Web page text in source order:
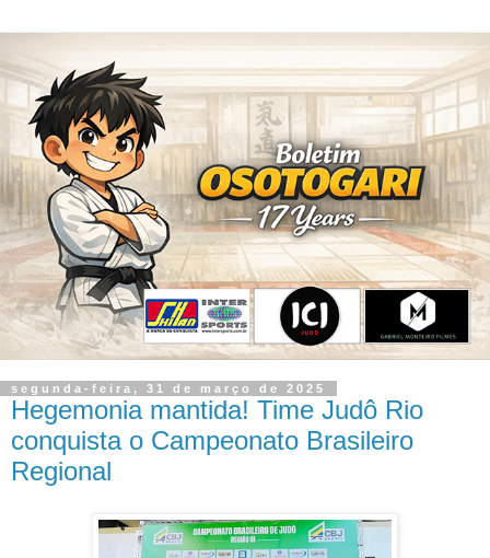
segunda-feira, 31 de março de 2025
Hegemonia mantida! Time Judô Rio
conquista o Campeonato Brasileiro
Regional